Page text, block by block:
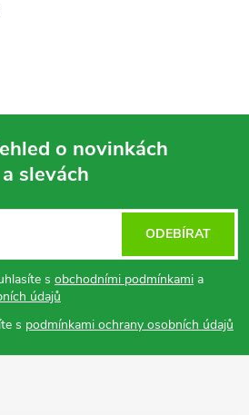
o novinkách
a slevách
s obchodními podmínkami a
údajů
s podmínkami ochrany osobních údajů
ODEBÍRAT